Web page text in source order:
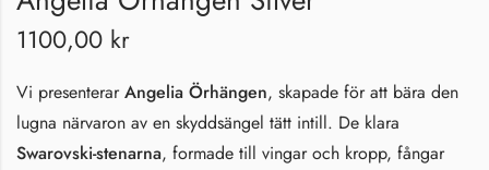
1100,00 kr
Vi presenterarAngelia Örhängen, skapade för att bära den
lugna närvaron av en skyddsängel tätt intill. De klara
Swarovski-stenarna, formade till vingar och kropp, fångar